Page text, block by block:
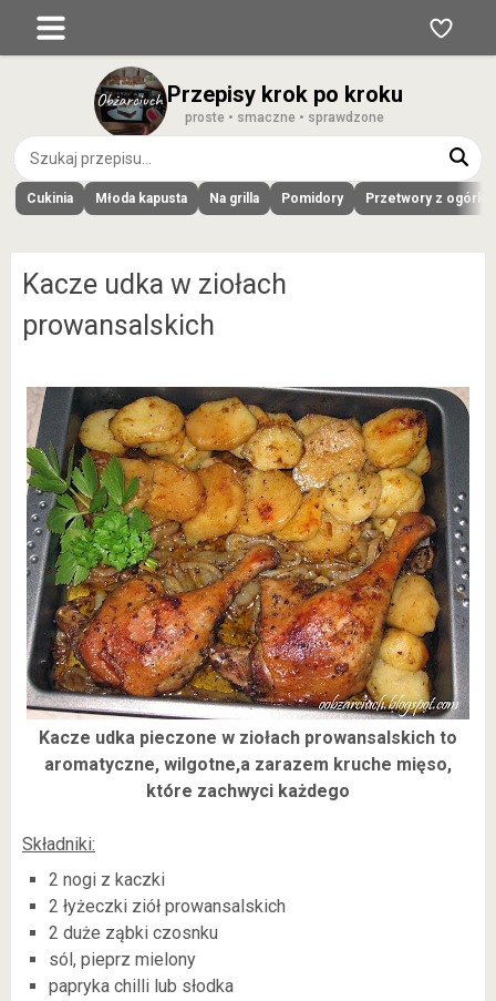
Przepisy krok po kroku
proste • smaczne • sprawdzone
Cukinia Młoda kapusta Na grilla Pomidory Przetwory z
Kacze udka w ziołach
prowansalskich
Kacze udka pieczone w ziołach prowansalskich to
aromatyczne, wilgotne,a zarazem kruche mięso,
które zachwyci każdego
Składniki:
2 nogi z kaczki
2 łyżeczki ziół prowansalskich
2 duże ząbki czosnku
sól, pieprz mielony
papryka chilli lub słodka